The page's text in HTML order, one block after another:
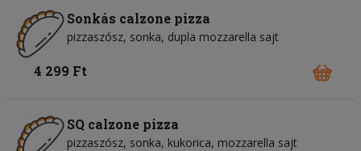
Sonkás calzone pizza
pizzaszósz sonka dupla mozzarella sajt
4 299 Ft
SQ calzone pizza
pizzaszósz sonka kukorica mozzarella sajt